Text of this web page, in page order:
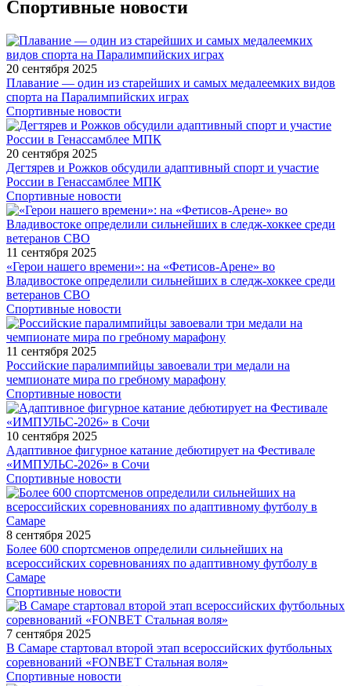
Спортивные новости
20 сентября 2025
Плавание — один из старейших и самых медалеемких видов
спорта на Паралимпийских играх
Спортивные новости
20 сентября 2025
Дегтярев и Рожков обсудили адаптивный спорт и участие
России в Генассамблее МПК
Спортивные новости
11 сентября 2025
«Герои нашего времени»: на «Фетисов-Арене» во
Владивостоке определили сильнейших в следж-хоккее среди
ветеранов СВО
Спортивные новости
11 сентября 2025
Российские паралимпийцы завоевали три медали на
чемпионате мира по гребному марафону
Спортивные новости
10 сентября 2025
Адаптивное фигурное катание дебютирует на Фестивале
«ИМПУЛЬС-2026» в Сочи
Спортивные новости
8 сентября 2025
Более 600 спортсменов определили сильнейших на
всероссийских соревнованиях по адаптивному футболу в
Самаре
Спортивные новости
7 сентября 2025
В Самаре стартовал второй этап всероссийских футбольных
соревнований «FONBET Стальная воля»
Спортивные новости